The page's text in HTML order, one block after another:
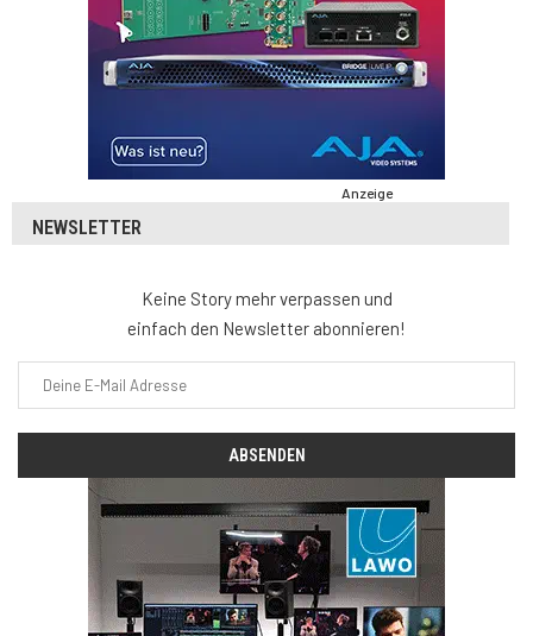
Anzeige
NEWSLETTER
Keine Story mehr verpassen und
einfach den Newsletter abonnieren!